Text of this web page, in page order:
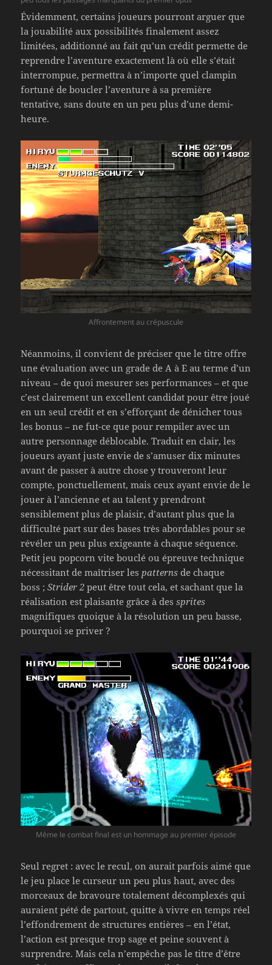
Évidemment, certains joueurs pourront arguer que
la jouabilité aux possibilités finalement assez
limitées, additionné au fait qu’un crédit permette de
reprendre l’aventure exactement là où elle s’était
interrompue, permettra à n’importe quel clampin
fortuné de boucler l’aventure à sa première
tentative, sans doute en un peu plus d’une demi-
heure.
Affrontement au crépuscule
Néanmoins, il convient de préciser que le titre offre
une évaluation avec un grade de A à E au terme d’un
niveau – de quoi mesurer ses performances – et que
c’est clairement un excellent candidat pour être joué
en un seul crédit et en s’efforçant de dénicher tous
les bonus – ne fut-ce que pour rempiler avec un
autre personnage déblocable. Traduit en clair, les
joueurs ayant juste envie de s’amuser dix minutes
avant de passer à autre chose y trouveront leur
compte, ponctuellement, mais ceux ayant envie de le
jouer à l’ancienne et au talent y prendront
sensiblement plus de plaisir, d’autant plus que la
difficulté part sur des bases très abordables pour se
révéler un peu plus exigeante à chaque séquence.
Petit jeu popcorn vite bouclé ou épreuve technique
nécessitant de maîtriser lespatterns de chaque
boss ;Strider 2 peut être tout cela, et sachant que la
réalisation est plaisante grâce à dessprites
magnifiques quoique à la résolution un peu basse,
pourquoi se priver ?
Même le combat final est un hommage au premier épisode
Seul regret : avec le recul, on aurait parfois aimé que
le jeu place le curseur un peu plus haut, avec des
morceaux de bravoure totalement décomplexés qui
auraient pété de partout, quitte à vivre en temps réel
l’effondrement de structures entières – en l’état,
l’action est presque trop sage et peine souvent à
surprendre. Mais cela n’empêche pas le titre d’être